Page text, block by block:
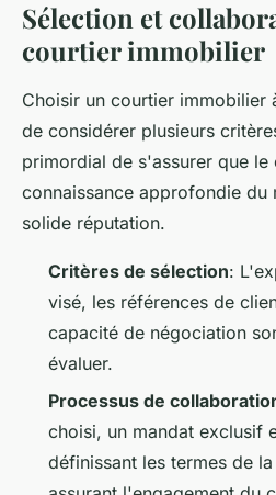
Sélection et
courtier immobilier
Choisir un courtier immobilier
de considérer plusieurs
primordial de s'assurer que le
connaissance approfondie du
solide réputation.
Critères de sélection:
visé, les références de
capacité de négociation
évaluer.
Processus de
choisi, un mandat exclusif
définissant les termes de